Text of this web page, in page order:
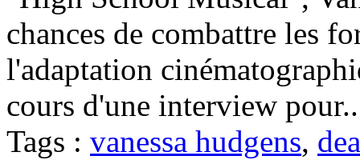
chances de combattre les
l'adaptation
cours d'une interview
Tags : vanessa hudgens,